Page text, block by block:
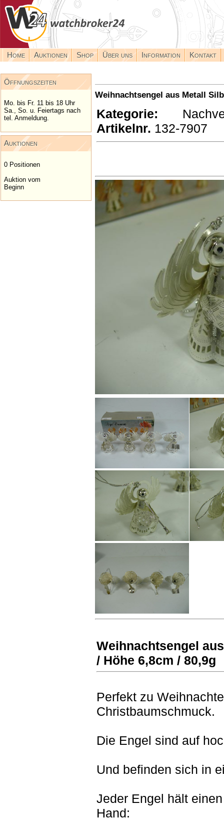
Home Auktionen Shop Über uns Information Kontakt
Öffnungszeiten
Mo. bis Fr. 11 bis 18 Uhr
Sa., So. u. Feiertags nach
tel. Anmeldung.
Auktionen
0 Positionen
Auktion vom
Beginn
Weihnachtsengel aus Metall
Kategorie:
Artikelnr. 132-7907
Weihnachtsengel
/ Höhe 6,8cm / 80,9g
Perfekt zu
Christbaumschmuck.
Die Engel sind auf
Und befinden sich in
Jeder Engel hält
Hand: